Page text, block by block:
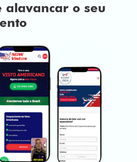
alavancar o seu